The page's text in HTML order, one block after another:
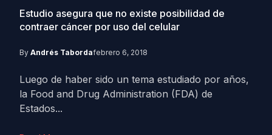
Estudio asegura que no existe posibilidad de
contraer cáncer por uso del celular
By Andrés Tabordafebrero 6, 2018
Luego de haber sido un tema estudiado por años,
la Food and Drug Administration (FDA) de
Estados...